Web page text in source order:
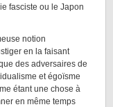
fasciste ou le Japon
notion
en la faisant
des adversaires de
et égoïsme
étant une chose à
en même temps